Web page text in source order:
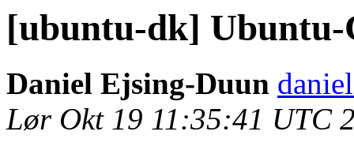
[ubuntu-dk]
Daniel Ejsing-Duun
Lør Okt 19 11:35:41 UTC